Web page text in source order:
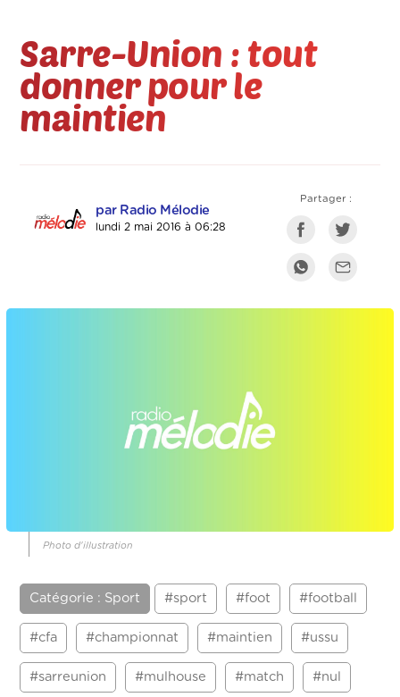
Sarre-Union : tout
donner pour le
maintien
par Radio Mélodie
lundi 2 mai 2016 à 06:28
Partager :
Photo d'illustration
Catégorie : Sport #sport #foot #football
#cfa #championnat #maintien #ussu
#sarreunion #mulhouse #match #nul